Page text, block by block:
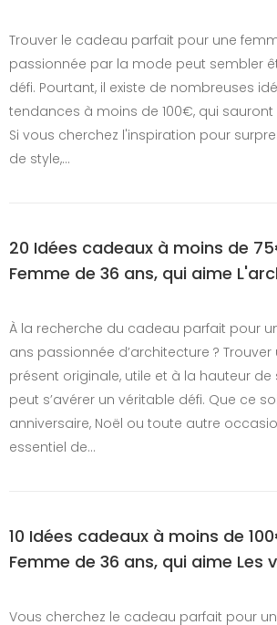
Trouver le cadeau parfait pour une
passionnée par la mode peut sembler
défi. Pourtant, il existe de nombreuses
tendances à moins de 100€, qui
Si vous cherchez l'inspiration pour
de style,…
20 Idées cadeaux à moins de
Femme de 36 ans, qui aime
À la recherche du cadeau parfait pour
ans passionnée d’architecture ?
présent originale, utile et à la hauteur
peut s’avérer un véritable défi. Que ce
anniversaire, Noël ou toute autre
essentiel de…
10 Idées cadeaux à moins de
Femme de 36 ans, qui aime Les
Vous cherchez le cadeau parfait pour